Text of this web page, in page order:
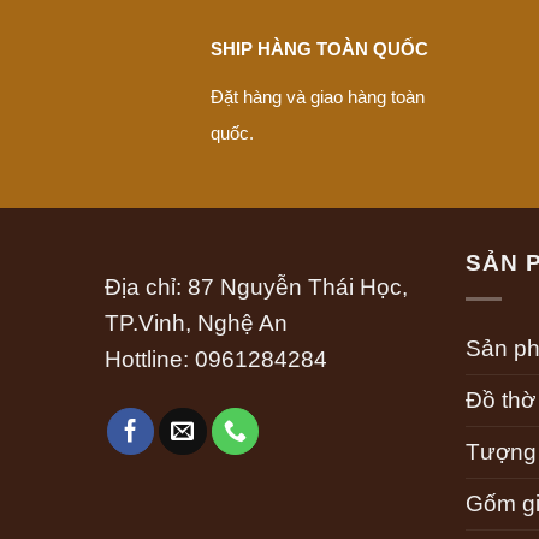
SHIP HÀNG TOÀN QUỐC
Đặt hàng và giao hàng toàn
quốc.
Địa chỉ: 87 Nguyễn Thái Học,
TP.Vinh, Nghệ An
Hottline: 0961284284
SẢN
Sản
Đồ thờ
Gốm